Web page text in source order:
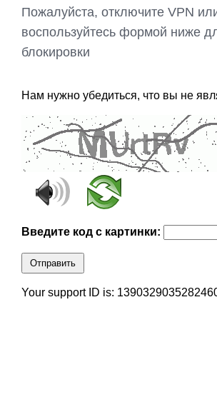
Пожалуйста, отключите VPN
воспользуйтесь формой ниже
блокировки
Нам нужно убедиться, что вы не
Введите код с картинки:
Отправить
Your support ID is: